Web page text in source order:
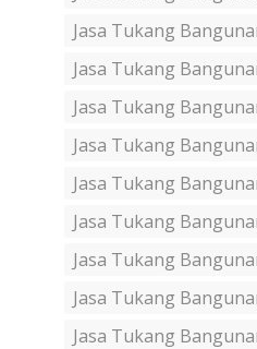
Jasa Tukang
Jasa Tukang
Jasa Tukang
Jasa Tukang
Jasa Tukang
Jasa Tukang
Jasa Tukang
Jasa Tukang
Jasa Tukang